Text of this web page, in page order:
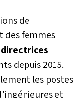
de
des femmes
depuis 2015.
les postes
et